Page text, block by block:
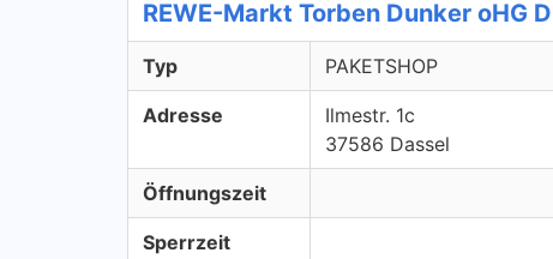
REWE-Markt Torben Dunker oHG
Typ PAKETSHOP
Adresse
Ilmestr. 1c
37586 Dassel
Öffnungszeit
Sperrzeit